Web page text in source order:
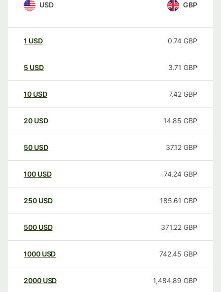
USD GBP
1 USD 0.74 GBP
5 USD 3.71 GBP
10 USD 7.42 GBP
20 USD 14.85 GBP
50 USD 37.12 GBP
100 USD 74.24 GBP
250 USD 185.61 GBP
500 USD 371.22 GBP
1000 USD 742.45 GBP
2000 USD 1,484.89 GBP